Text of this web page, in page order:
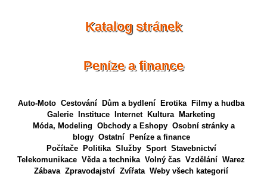
Katalog stránek
Peníze a finance
Auto-Moto Cestování Dům a bydlení Erotika
Filmy a hudba
Galerie
Instituce Internet Kultura
Marketing
Móda, Modeling Obchody a Eshopy Osobní stránky a
blogy Ostatní
Peníze a finance
Počítače
Politika Služby Sport Stavebnictví
Telekomunikace Věda a technika Volný čas Vzdělání Warez
Zábava Zpravodajství Zvířata Weby všech kategorií